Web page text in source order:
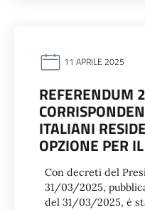
11 APRILE 2025
REFERENDUM
ITALIANI
OPZIONE PER
Con decreti del
31/03/2025,
del 31/03/2025, è